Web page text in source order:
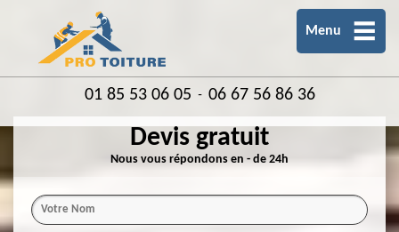
Menu
01 85 53 06 05 - 06 67 56 86 36
Devis gratuit
Nous vous répondons en - de 24h